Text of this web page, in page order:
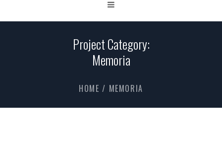
Project Category:
Memoria
HOME / MEMORIA